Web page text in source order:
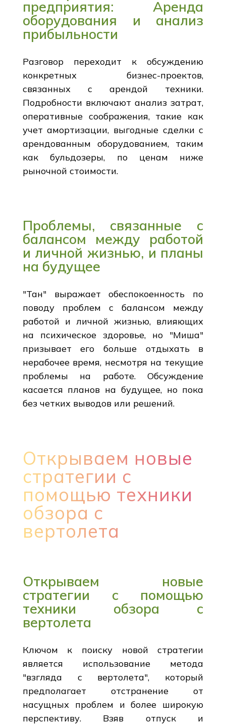
предприятия: Аренда
оборудования и анализ
прибыльности
Разговор переходит к обсуждению
конкретных бизнес-проектов,
связанных с арендой техники.
Подробности включают анализ затрат,
оперативные соображения, такие как
учет амортизации, выгодные сделки с
арендованным оборудованием, таким
как бульдозеры, по ценам ниже
рыночной стоимости.
Проблемы, связанные с
балансом между работой
и личной жизнью, и планы
на будущее
"Тан" выражает обеспокоенность по
поводу проблем с балансом между
работой и личной жизнью, влияющих
на психическое здоровье, но "Миша"
призывает его больше отдыхать в
нерабочее время, несмотря на текущие
проблемы на работе. Обсуждение
касается планов на будущее, но пока
без четких выводов или решений.
Открываем новые
стратегии с
помощью техники
обзора с
вертолета
Открываем новые
стратегии с помощью
техники обзора с
вертолета
Ключом к поиску новой стратегии
является использование метода
"взгляда с вертолета", который
предполагает отстранение от
насущных проблем и более широкую
перспективу. Взяв отпуск и